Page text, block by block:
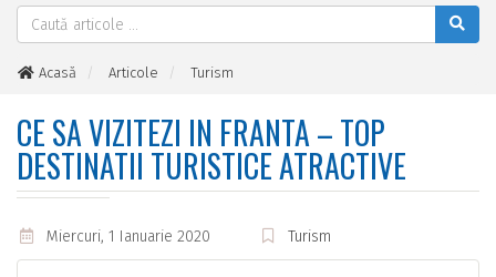
Acasă Articole
Turism
CE SA VIZITEZI IN FRANTA – TOP
DESTINATII TURISTICE ATRACTIVE
Miercuri, 1 Ianuarie 2020 Turism